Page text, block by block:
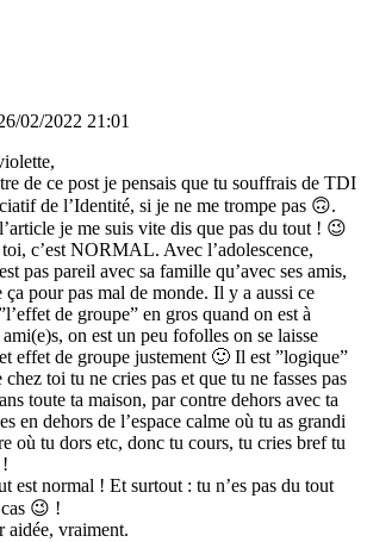
02/2022 21:01
de ce post je pensais que tu souffrais de TDI
de l’Identité, si je ne me trompe pas 🙃.
je me suis vite dis que pas du tout ! 😉
c’est NORMAL. Avec l’adolescence,
pas pareil avec sa famille qu’avec ses amis,
ça pour pas mal de monde. Il y a aussi ce
de groupe” en gros quand on est à
on est un peu fofolles on se laisse
effet de groupe justement 🙂 Il est ”logique”
toi tu ne cries pas et que tu ne fasses pas
toute ta maison, par contre dehors avec ta
en dehors de l’espace calme où tu as grandi
où tu dors etc, donc tu cours, tu cries bref tu
est normal ! Et surtout : tu n’es pas du tout
😉 !
aidée, vraiment.